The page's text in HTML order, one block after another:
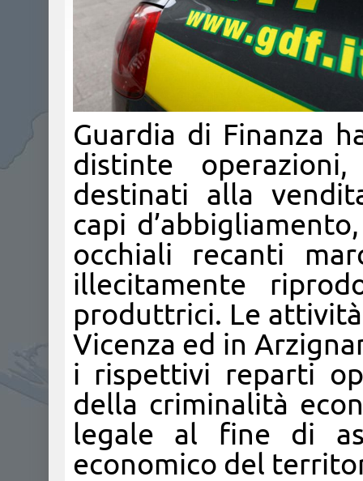
Guardia di Finanza
distinte
destinati alla
capi
occhiali recanti
illecitamente
produttrici. Le
Vicenza ed in
i rispettivi reparti
della criminalità
legale al fine di
economico del